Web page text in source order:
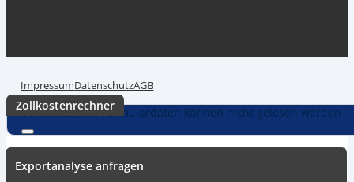
ImpressumDatenschutzAGB
Zollkostenrechner
Veröffentlichte Formulardaten können nicht gelesen werden
Exportanalyse anfragen